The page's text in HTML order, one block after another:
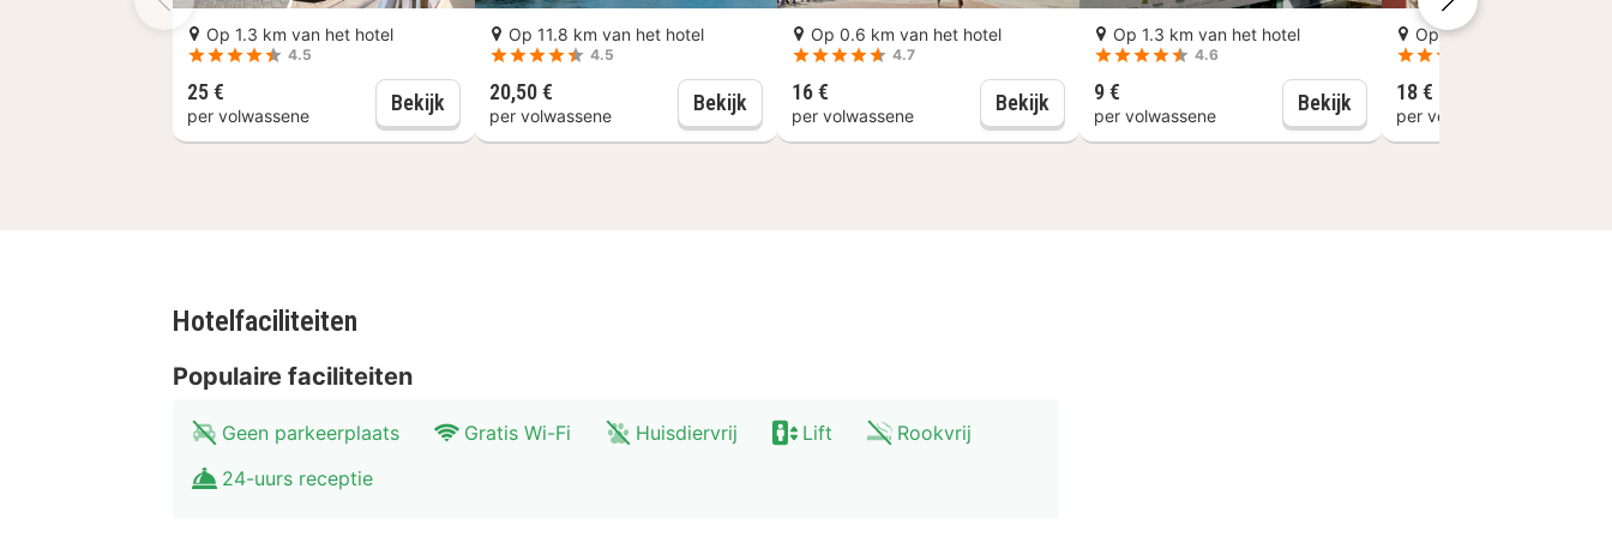
Vlak bij Frauenkirche Meißen
Op 1.3 km van het hotel
4.5
25 €
per volwassene
Bekijk Dresden: 1-Daagse Hop-on-hop-off-bustour
Op 11.8 km van het hotel
4.5
20,50 €
per volwassene
Bekijk Dresden: Riviercruise op de Elbe naar Meissen
Op 0.6 km van het hotel
4.7
16 €
per volwassene
Bekijk Dresden: Semperoper Tickets en rondleiding
Op 1.3 km van het hotel
4.6
9 €
per volwassene
Bekijk Dresden: tour door de
Op 0.5 km van het hotel
18 €
per volwassene
Hotelfaciliteiten
Populaire faciliteiten
Geen parkeerplaats Gratis Wi-Fi Huisdiervrij Lift
Rookvrij
24-uurs receptie